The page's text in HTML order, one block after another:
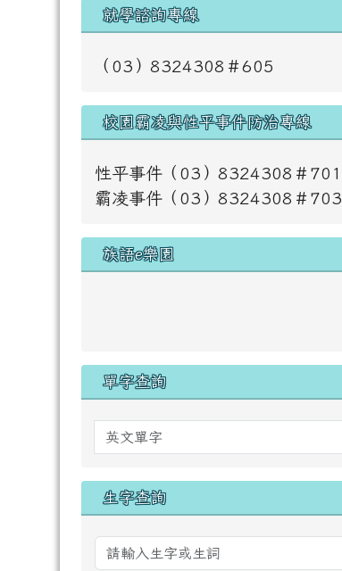
就學諮詢專線
（03）8324308＃605
校園霸凌與性平事件防治專線
性平事件（03）8324308＃701
霸凌事件（03）8324308＃703
族語e樂園
單字查詢
英文單字
生字查詢